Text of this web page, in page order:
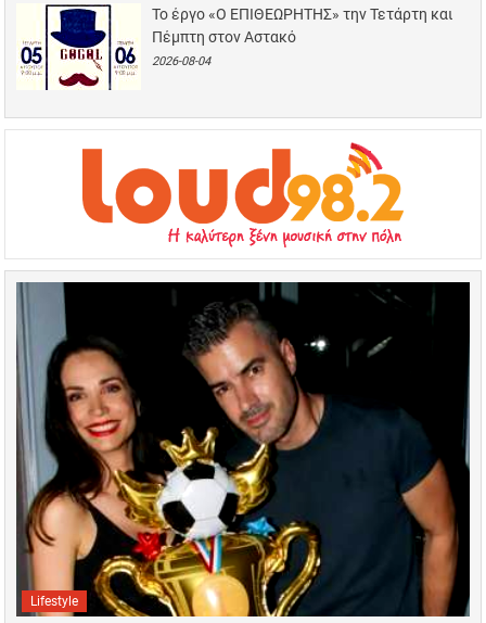
Το έργο «Ο ΕΠΙΘΕΩΡΗΤΗΣ» την Τετάρτη και
Πέμπτη στον Αστακό
2026-08-04
Lifestyle